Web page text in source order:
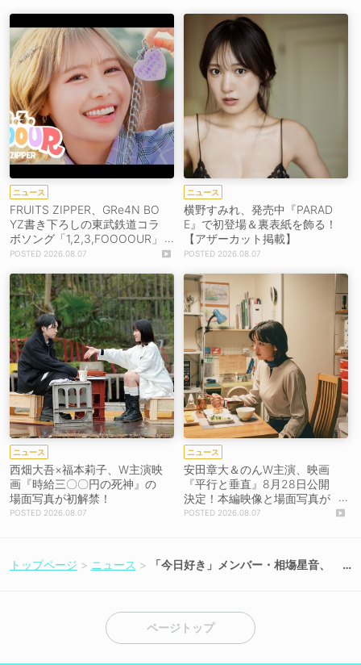
ニュース
FRUITS ZIPPER、GRe4N BO
YZ書き下ろしの東武鉄道コラ
ボソング「1,2,3,FOOOOUR」
をリリース＆MV公開！
2026.08.07
ニュース
横野すみれ、発売中『PARAD
E』で初登場＆裏表紙を飾る！
【アザーカット掲載】
2026.08.07
ニュース
西畑大吾×福本莉子、W主演映
画『時給三〇〇円の死神』の
場面写真が初解禁！
2026.08.07
ニュース
安田章大＆のんW主演、映画
『平行と垂直』8月28日公開
決定！本編映像と場面写真が
初解禁！2026.08.07
トップページ ニュース
「今日好き」メンバー・相塲星音、
ページトップ